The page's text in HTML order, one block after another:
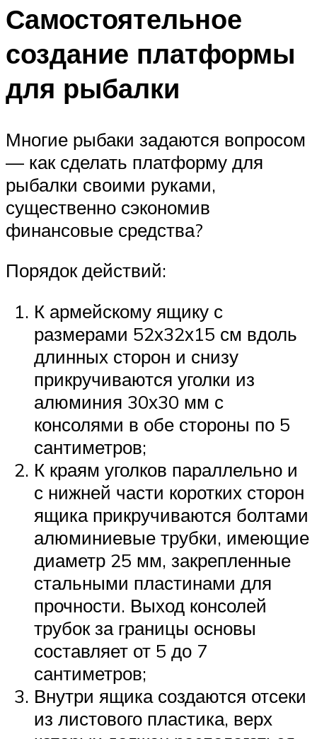
Самостоятельное
создание платформы
для рыбалки
Многие рыбаки задаются вопросом
— как сделать платформу для
рыбалки своими руками,
существенно сэкономив
финансовые средства?
Порядок действий:
К армейскому ящику с
размерами 52х32х15 см вдоль
длинных сторон и снизу
прикручиваются уголки из
алюминия 30х30 мм с
консолями в обе стороны по 5
сантиметров;
К краям уголков параллельно и
с нижней части коротких сторон
ящика прикручиваются болтами
алюминиевые трубки, имеющие
диаметр 25 мм, закрепленные
стальными пластинами для
прочности. Выход консолей
трубок за границы основы
составляет от 5 до 7
сантиметров;
Внутри ящика создаются отсеки
из листового пластика, верх